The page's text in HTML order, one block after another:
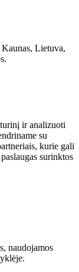
Lietuva,
ir analizuoti
su
kurie gali
surinktos
naudojamos